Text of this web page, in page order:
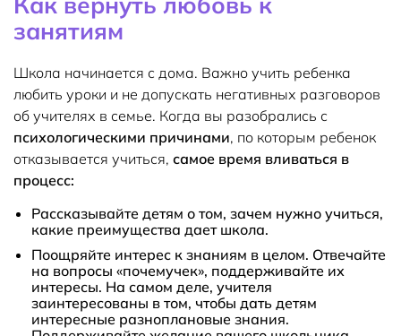
занятиям
Школа начинается с дома. Важно учить ребенка
любить уроки и не допускать негативных разговоров
об учителях в семье. Когда вы разобрались с
психологическими причинами, по которым ребенок
отказывается учиться, самое время вливаться в
процесс:
Рассказывайте детям о том, зачем нужно учиться,
какие преимущества дает школа.
Поощряйте интерес к знаниям в целом. Отвечайте
на вопросы «почемучек», поддерживайте их
интересы. На самом деле, учителя
заинтересованы в том, чтобы дать детям
интересные разноплановые знания.